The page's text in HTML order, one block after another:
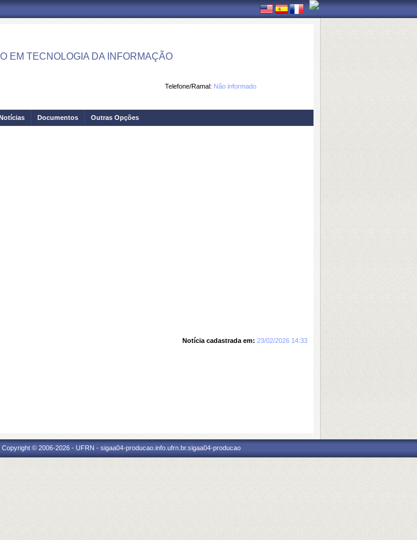
EM TECNOLOGIA DA INFORMAÇÃO
Telefone/Ramal: Não informado
Documentos Outras Opções
Notícia cadastrada em: 23/02/2026 14:33
© 2006-2026 - UFRN - sigaa04-producao.info.ufrn.br.sigaa04-producao